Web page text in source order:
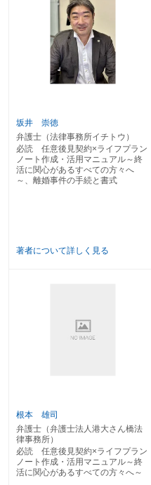
〔27〕 リバースモーゲージの利用
〔28〕 施設入所時の自宅の処分
〔29〕 借地上の建物の処分
〔30〕 借家の処分
〔31〕 配偶者居住権の活用
２ 自宅以外の不動産の管理・処分
〔35〕 駐車場の管理・処分
〔36〕 農地・山林の管理・処分
〔37〕 空き家の管理・処分
３ 預貯金・債権債務・金融商品・
〔38〕 預貯金の管理
〔44〕 保険金の請求
〔50〕 ネットサービスの管理・処分
４ 定期的な支出・まとまった金額の
５ 不動産等の購入
〔56〕 不動産の購入
〔57〕 金融商品の購入
６ 損害賠償請求
〔58〕 悪質商法・消費者被害への対
〔59〕 事故等への対応
坂井 崇徳
弁護士（法律事務所イチトウ）
必読 任意後見契約×ライフプラン
ノート作成・活用マニュアル～終
活に関心があるすべての方々へ
～、離婚事件の手続と書式
著者について詳しく見る
根本 雄司
弁護士（弁護士法人港大さん橋法
律事務所）
必読 任意後見契約×ライフプラン
ノート作成・活用マニュアル～終
活に関心があるすべての方々へ～